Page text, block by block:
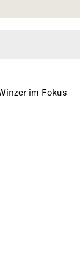
im Fokus